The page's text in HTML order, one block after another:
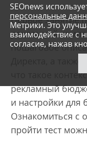
Первое занятие
рекламной
пошаговое
Директа, а
что такое
рекламный
и настройки для
Ознакомиться с
пройти тест
SEOnews
персональные
Метрики. Это
взаимодействие с
согласие, нажав